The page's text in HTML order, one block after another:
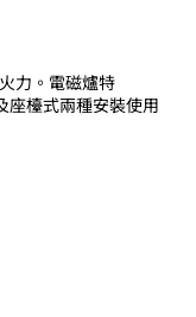
力。電磁爐特
座檯式兩種安裝使用